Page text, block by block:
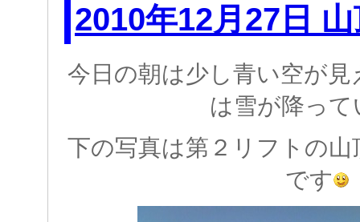
2010年12月27日
今日の朝は少し青い空が
は雪が降って
下の写真は第２リフトの
です